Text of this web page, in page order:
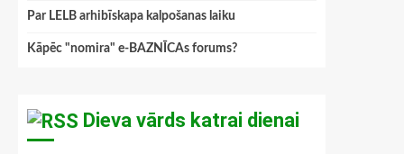
Par LELB arhibīskapa kalpošanas laiku
Kāpēc "nomira" e-BAZNĪCAs forums?
Dieva vārds katrai dienai